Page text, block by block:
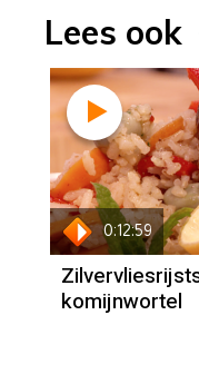
Lees ook
0:12:59
komijnwortel